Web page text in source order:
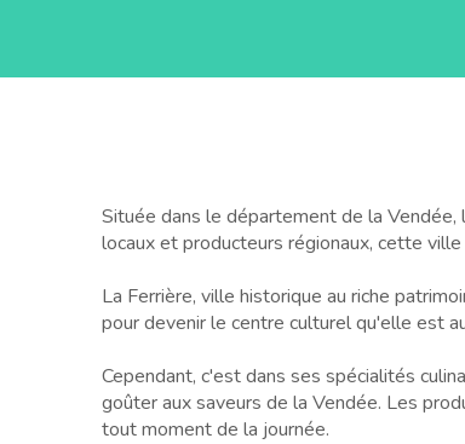
Située dans le département de la
locaux et producteurs régionaux, cette
La Ferrière, ville historique au riche
pour devenir le centre culturel qu'elle est
Cependant, c'est dans ses spécialités
goûter aux saveurs de la Vendée. Les
tout moment de la journée.